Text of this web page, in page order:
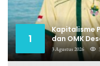
1
Kapitalisme
dan OMK
Pungli
3 Agustus 2026